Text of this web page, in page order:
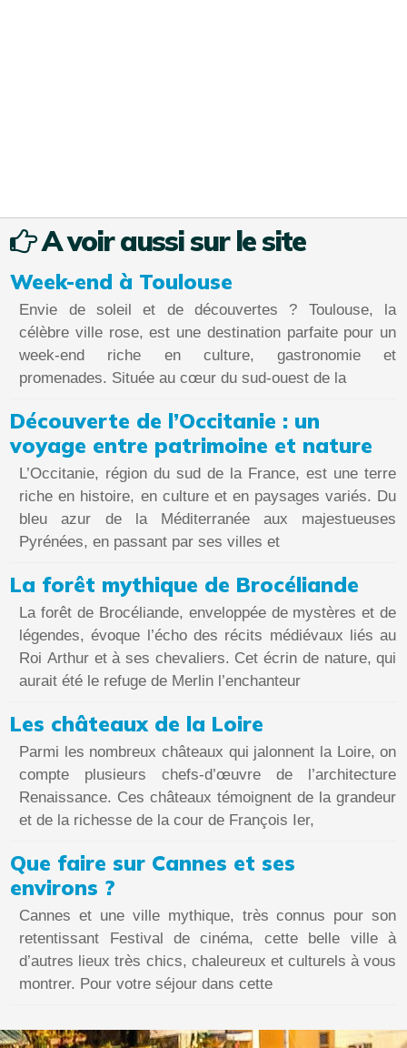
A voir aussi sur le site
Week-end à Toulouse
Envie de soleil et de découvertes ? Toulouse, la
célèbre ville rose, est une destination parfaite pour un
week-end riche en culture, gastronomie et
promenades. Située au cœur du sud-ouest de la
Découverte de l’Occitanie : un
voyage entre patrimoine et nature
L’Occitanie, région du sud de la France, est une terre
riche en histoire, en culture et en paysages variés. Du
bleu azur de la Méditerranée aux majestueuses
Pyrénées, en passant par ses villes et
La forêt mythique de Brocéliande
La forêt de Brocéliande, enveloppée de mystères et de
légendes, évoque l’écho des récits médiévaux liés au
Roi Arthur et à ses chevaliers. Cet écrin de nature, qui
aurait été le refuge de Merlin l’enchanteur
Les châteaux de la Loire
Parmi les nombreux châteaux qui jalonnent la Loire, on
compte plusieurs chefs-d’œuvre de l’architecture
Renaissance. Ces châteaux témoignent de la grandeur
et de la richesse de la cour de François Ier,
Que faire sur Cannes et ses
environs ?
Cannes et une ville mythique, très connus pour son
retentissant Festival de cinéma, cette belle ville à
d’autres lieux très chics, chaleureux et culturels à vous
montrer. Pour votre séjour dans cette